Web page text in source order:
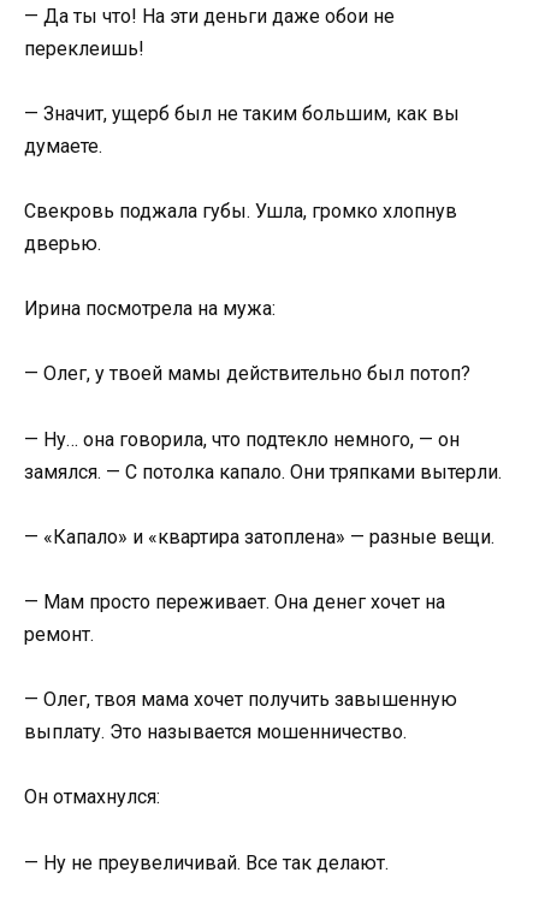
— Да ты что! На эти деньги даже обои не
переклеишь!
— Значит, ущерб был не таким большим, как вы
думаете.
Свекровь поджала губы. Ушла, громко хлопнув
дверью.
Ирина посмотрела на мужа:
— Олег, у твоей мамы действительно был потоп?
— Ну… она говорила, что подтекло немного, — он
замялся. — С потолка капало. Они тряпками вытерли.
— «Капало» и «квартира затоплена» — разные вещи.
— Мам просто переживает. Она денег хочет на
ремонт.
— Олег, твоя мама хочет получить завышенную
выплату. Это называется мошенничество.
Он отмахнулся:
— Ну не преувеличивай. Все так делают.